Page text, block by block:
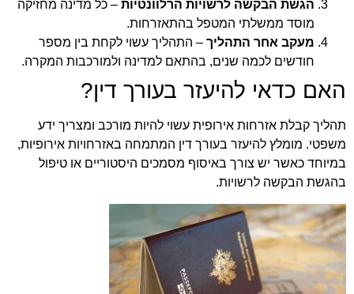
הגשת הבקשה לרשויות הרלוונטיות – כל מדינה מחזיקה
מוסד ממשלתי המטפל בהתאזרחות.
מעקב אחר התהליך – התהליך עשוי לקחת בין מספר
חודשים לכמה שנים, בהתאם למדינה ולמורכבות המקרה.
האם כדאי להיעזר בעורך דין?
תהליך קבלת אזרחות אירופית עשוי להיות מורכב ומצריך ידע
משפטי. מומלץ להיעזר בעורך דין המתמחה באזרחויות אירופיות,
במיוחד כאשר יש צורך באיסוף מסמכים היסטוריים או טיפול
בהגשת הבקשה לרשויות.